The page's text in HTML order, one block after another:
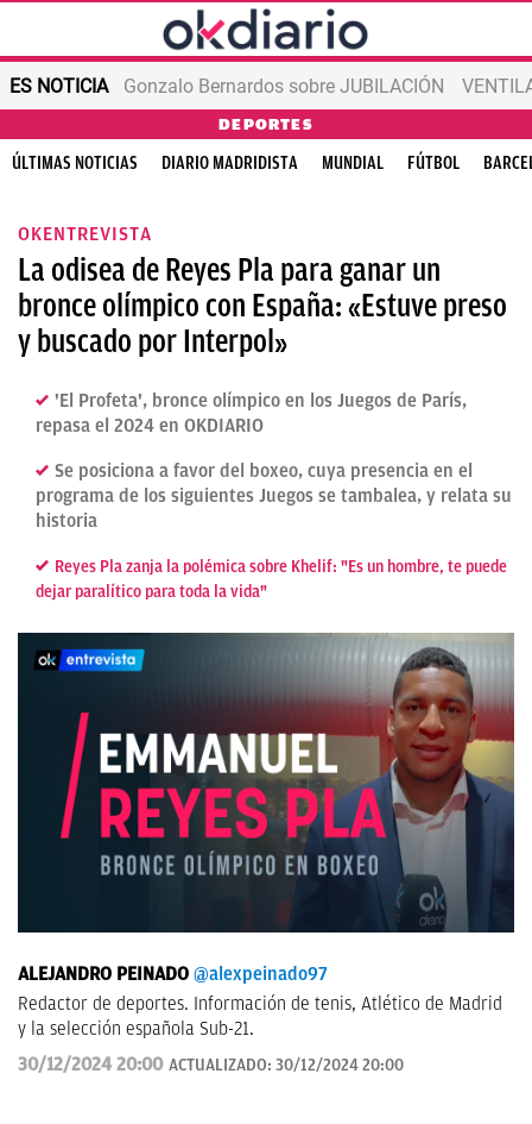
ES NOTICIA Gonzalo Bernardos sobre JUBILACIÓN
DEPORTES
ÚLTIMAS NOTICIAS DIARIO MADRIDISTA MUNDIAL FÚTBOL
OKENTREVISTA
La odisea de Reyes Pla para ganar un
bronce olímpico con España: «Estuve preso
y buscado por Interpol»
'El Profeta', bronce olímpico en los Juegos de París,
repasa el 2024 en OKDIARIO
Se posiciona a favor del boxeo, cuya presencia en el
programa de los siguientes Juegos se tambalea, y relata su
historia
Reyes Pla zanja la polémica sobre Khelif: "Es un hombre, te puede
dejar paralítico para toda la vida"
ALEJANDRO PEINADO @alexpeinado97
Redactor de deportes. Información de tenis, Atlético de Madrid
y la selección española Sub-21.
30/12/2024 20:00 ACTUALIZADO: 30/12/2024 20:00